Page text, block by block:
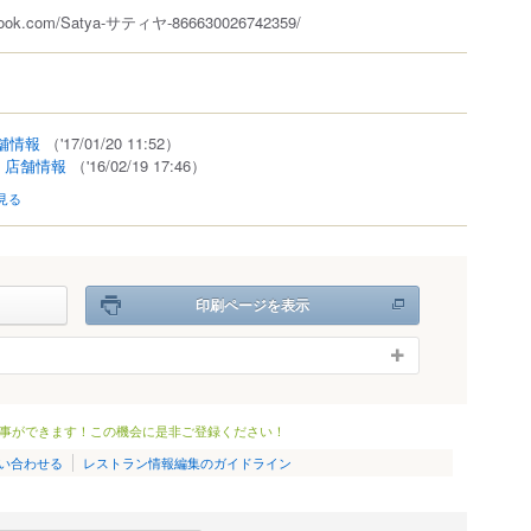
Satya-サティヤ-866630026742359/
情報
（'17/01/20 11:52）
店舗情報 （'16/02/19 17:46）
る
印刷ページを表示
できます！この機会に是非ご登録ください！
合わせる
レストラン情報編集のガイドライン